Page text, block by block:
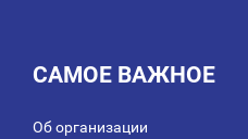
САМОЕ ВАЖНОЕ
Об организации